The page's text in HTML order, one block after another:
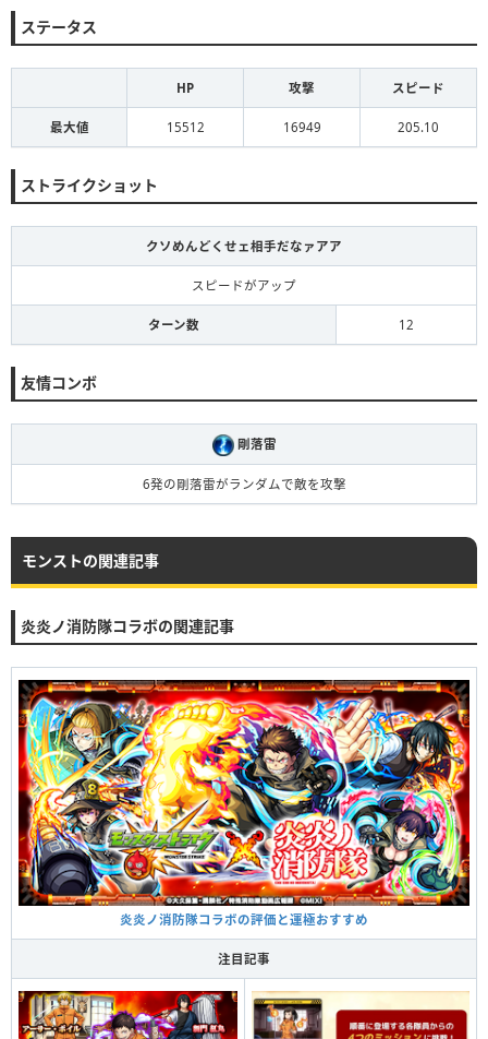
ステータス
HP 攻撃 スピード
最大値 15512 16949 205.10
ストライクショット
クソめんどくせェ相手だなァアア
スピードがアップ
ターン数 12
友情コンボ
剛落雷
6発の剛落雷がランダムで敵を攻撃
モンストの関連記事
炎炎ノ消防隊コラボの関連記事
炎炎ノ消防隊コラボの評価と運極おすすめ
注目記事